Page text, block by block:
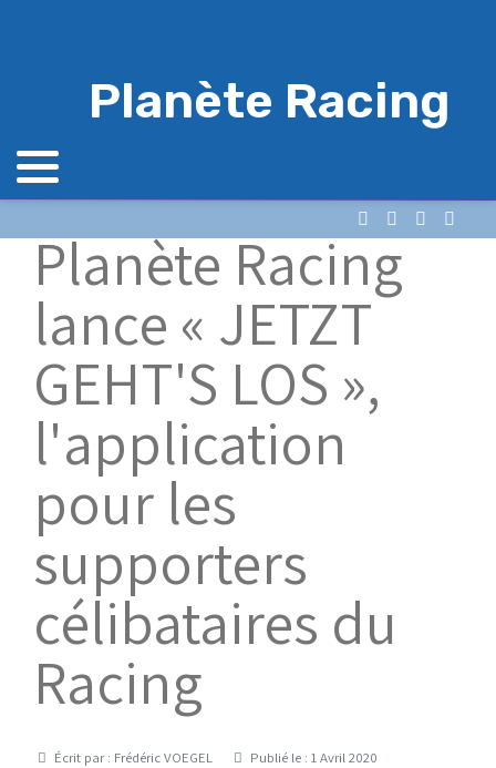
Planète Racing
Planète Racing
lance « JETZT
GEHT'S LOS »,
l'application
pour les
supporters
célibataires du
Racing
DétailsÉcrit par : Frédéric VOEGEL
Publié le : 1 Avril 2020